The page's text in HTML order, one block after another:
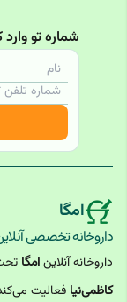
شماره تو
امگا
داروخانه تخصصی
داروخانه آنلاینامگا
کاظمی‌نیا فعالیت